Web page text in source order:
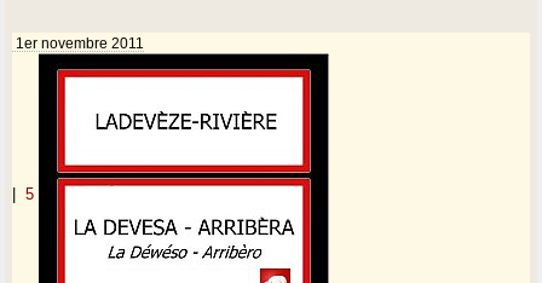
1er novembre 2011
| 5